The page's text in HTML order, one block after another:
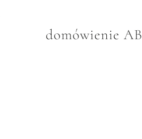
domówienie AB